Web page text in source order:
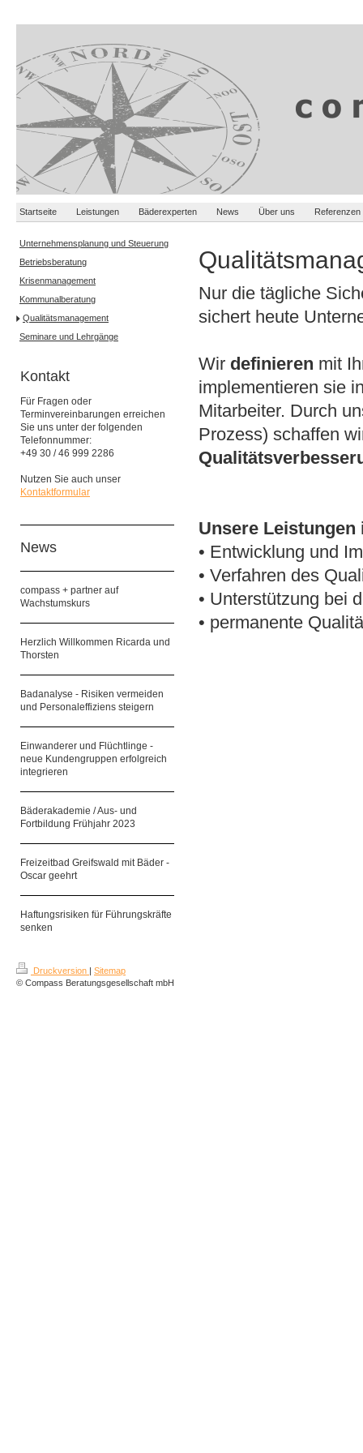
Startseite Leistungen Bäderexperten News Über uns Referenzen
Nur die tägliche
sichert heute
Wir definieren mit
implementieren sie
Mitarbeiter. Durch
Prozess) schaffen
Unsere
• Entwicklung und
• Verfahren des
• Unterstützung bei
• permanente
Unternehmensplanung und Steuerung
Betriebsberatung
Krisenmanagement
Kommunalberatung
Qualitätsmanagement
Seminare und Lehrgänge
Kontakt
Für Fragen oder
Terminvereinbarungen erreichen
Sie uns unter der folgenden
Telefonnummer:
+49 30 / 46 999 2286
Nutzen Sie auch unser
Kontaktformular
News
compass + partner auf
Wachstumskurs
Herzlich Willkommen Ricarda und
Thorsten
Badanalyse - Risiken vermeiden
und Personaleffiziens steigern
Einwanderer und Flüchtlinge -
neue Kundengruppen erfolgreich
integrieren
Bäderakademie / Aus- und
Fortbildung Frühjahr 2023
Freizeitbad Greifswald mit Bäder -
Oscar geehrt
Haftungsrisiken für Führungskräfte
senken
Druckversion | Sitemap
© Compass Beratungsgesellschaft mbH